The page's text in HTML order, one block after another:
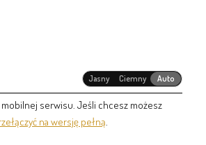
Jasny Ciemny Auto
mobilnej serwisu. Jeśli chcesz możesz
na wersję pełną